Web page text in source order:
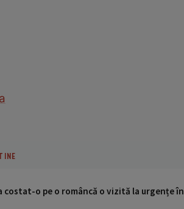
costat-o pe o româncă o vizită la urgențe